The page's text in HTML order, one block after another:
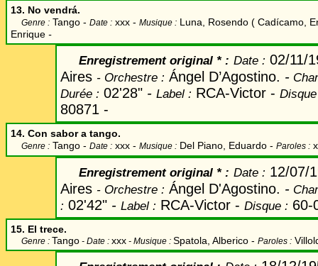
13. No vendrá.
Genre : Tango - Date : xxx - Musique : Luna, Rosendo ( Cadícamo,
Enrique -
Enregistrement original * : Date : 02/11/
Aires - Orchestre : Ángel D’Agostino. -
Durée : 02'28" - Label : RCA-Victor -
80871 -
14. Con sabor a tango.
Genre : Tango - Date : xxx - Musique : Del Piano, Eduardo - Paroles :
Enregistrement original * : Date : 12/07/
Aires - Orchestre : Ángel D'Agostino. -
: 02'42" - Label : RCA-Victor - Disque : 60-
15. El trece.
Genre : Tango - Date : xxx - Musique : Spatola, Alberico - Paroles :